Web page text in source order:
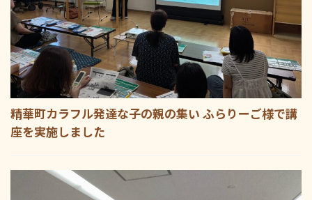
精華町カラフル発達な子の親の集い ふらりーご様で講
座を実施しました